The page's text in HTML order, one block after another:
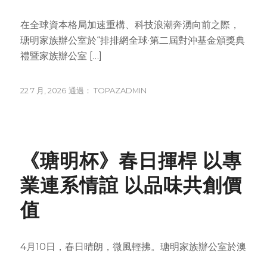
在全球資本格局加速重構、科技浪潮奔湧向前之際，
瑭明家族辦公室於“排排網全球·第二屆對沖基金頒獎典
禮暨家族辦公室 […]
22 7 月, 2026 通過： TOPAZADMIN
《瑭明杯》春日揮桿 以專
業連系情誼 以品味共創價
值
4月10日，春日晴朗，微風輕拂。瑭明家族辦公室於澳